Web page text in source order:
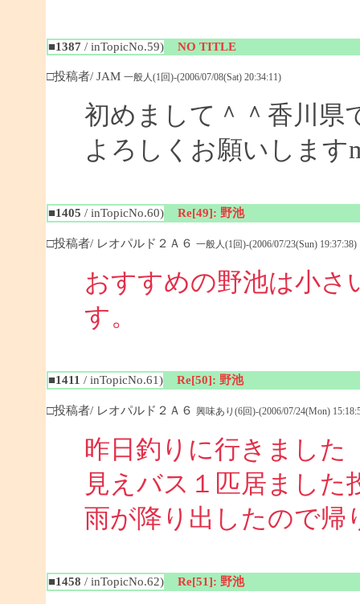
■1387 / inTopicNo.59) NO TITLE
□投稿者/ JAM 一般人(1回)-(2006/07/08(Sat) 20:34:11)
初めまして＾＾香川県
よろしくお願いします
■1405 / inTopicNo.60) Re[49]: 野池
□投稿者/ レオパルド２Ａ６ 一般人(1回)-(2006/07/23(Sun) 19:37:38)
おすすめの野池は小さ
■1411 / inTopicNo.61) Re[50]: 野池
□投稿者/ レオパルド２Ａ６ 興味あり(6回)-(2006/07/24(Mon)
昨日釣りに行きました
見えバス１匹居まし
雨が降り出したので帰
■1458 / inTopicNo.62) Re[51]: 野池